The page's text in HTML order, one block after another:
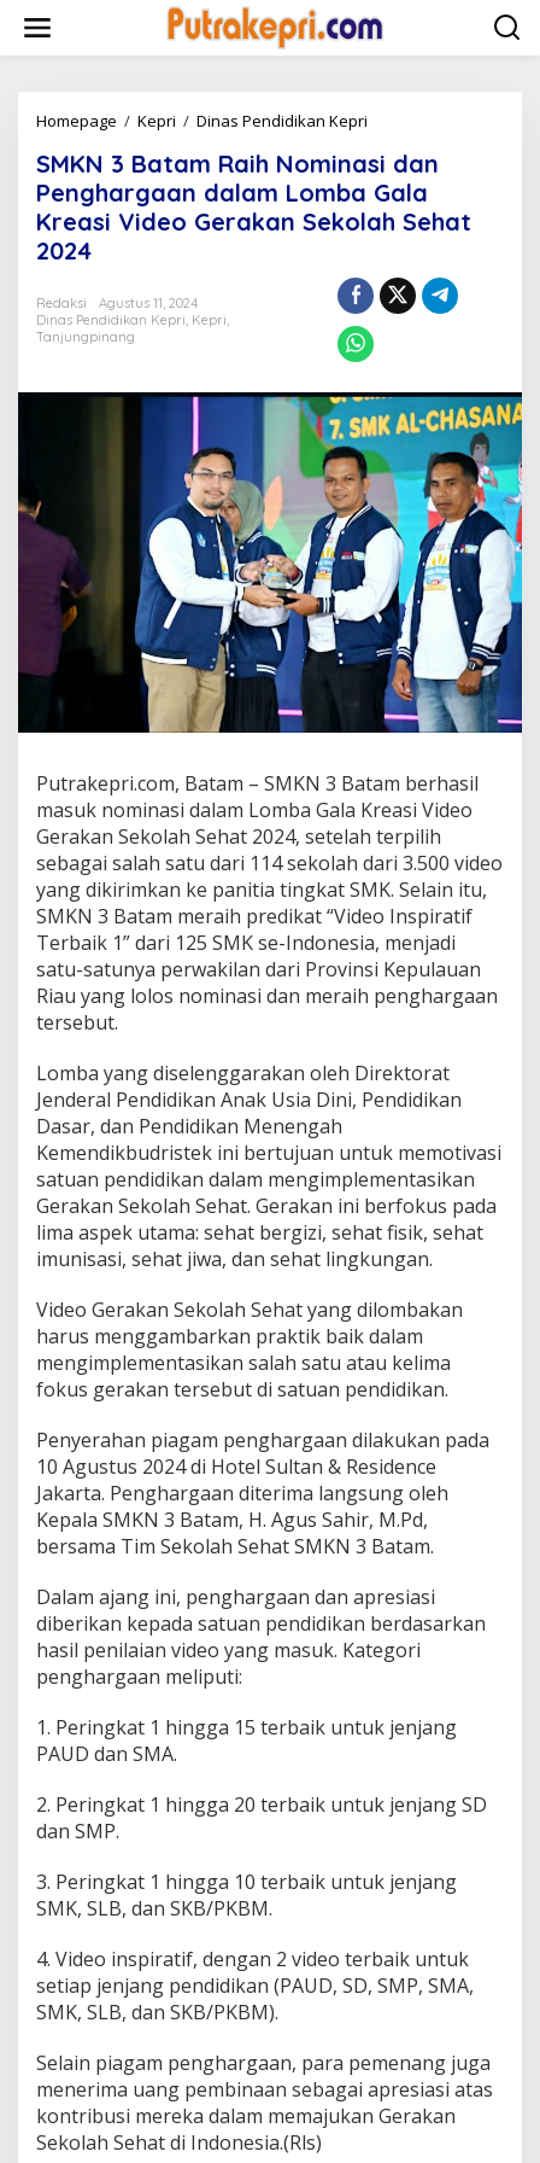
w
Homepage / Kepri / Dinas Pendidikan Kepri
K
N
B
a
m
R
a
h
N
o
m
i
n
a
a
n
P
g
a
r
g
a
a
n
d
a
l
a
m
b
a
l
a
K
r
e
a
i
V
i
d
e
G
e
r
a
k
a
S
e
k
o
h
h
a
0
SMKN 3 Batam Raih Nominasi dan
Penghargaan dalam Lomba Gala
Kreasi Video Gerakan Sekolah Sehat
2024
Redaksi
Agustus 11, 2024
Dinas Pendidikan Kepri, Kepri,
Tanjungpinang
Putrakepri.com, Batam – SMKN 3 Batam berhasil
masuk nominasi dalam Lomba Gala Kreasi Video
Gerakan Sekolah Sehat 2024, setelah terpilih
sebagai salah satu dari 114 sekolah dari 3.500 video
yang dikirimkan ke panitia tingkat SMK. Selain itu,
SMKN 3 Batam meraih predikat “Video Inspiratif
Terbaik 1” dari 125 SMK se-Indonesia, menjadi
satu-satunya perwakilan dari Provinsi Kepulauan
Riau yang lolos nominasi dan meraih penghargaan
tersebut.
Lomba yang diselenggarakan oleh Direktorat
Jenderal Pendidikan Anak Usia Dini, Pendidikan
Dasar, dan Pendidikan Menengah
Kemendikbudristek ini bertujuan untuk memotivasi
satuan pendidikan dalam mengimplementasikan
Gerakan Sekolah Sehat. Gerakan ini berfokus pada
lima aspek utama: sehat bergizi, sehat fisik, sehat
imunisasi, sehat jiwa, dan sehat lingkungan.
Video Gerakan Sekolah Sehat yang dilombakan
harus menggambarkan praktik baik dalam
mengimplementasikan salah satu atau kelima
fokus gerakan tersebut di satuan pendidikan.
Penyerahan piagam penghargaan dilakukan pada
10 Agustus 2024 di Hotel Sultan & Residence
Jakarta. Penghargaan diterima langsung oleh
Kepala SMKN 3 Batam, H. Agus Sahir, M.Pd,
bersama Tim Sekolah Sehat SMKN 3 Batam.
Dalam ajang ini, penghargaan dan apresiasi
diberikan kepada satuan pendidikan berdasarkan
hasil penilaian video yang masuk. Kategori
penghargaan meliputi:
1. Peringkat 1 hingga 15 terbaik untuk jenjang
PAUD dan SMA.
2. Peringkat 1 hingga 20 terbaik untuk jenjang SD
dan SMP.
3. Peringkat 1 hingga 10 terbaik untuk jenjang
SMK, SLB, dan SKB/PKBM.
4. Video inspiratif, dengan 2 video terbaik untuk
setiap jenjang pendidikan (PAUD, SD, SMP, SMA,
SMK, SLB, dan SKB/PKBM).
Selain piagam penghargaan, para pemenang juga
menerima uang pembinaan sebagai apresiasi atas
kontribusi mereka dalam memajukan Gerakan
Sekolah Sehat di Indonesia.(Rls)